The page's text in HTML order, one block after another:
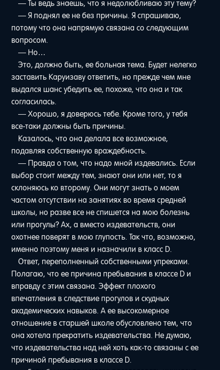
— Ты ведь знаешь, что я недолюбливаю эту тему?
— Я поднял ее не без причины. Я спрашиваю,
потому что она напрямую связана со следующим
вопросом.
— Но…
Это, должно быть, ее больная тема. Будет нелегко
заставить Каруизаву ответить, но прежде чем мне
выдался шанс убедить ее, похоже, что она и так
согласилась.
— Хорошо, я доверюсь тебе. Кроме того, у тебя
все-таки должны быть причины.
Казалось, что она делала все возможное,
подавляя собственную враждебность.
— Правда о том, что надо мной издевались. Если
выбор стоит между тем, знают они или нет, то я
склоняюсь ко второму. Они могут знать о моем
частом отсутствии на занятиях во время средней
школы, но разве все не спишется на мою болезнь
или прогулы? Ах, а вместо издевательств, они
охотнее поверят в мою глупость. Так что, возможно,
именно поэтому меня и назначили в класс D.
Ответ, переполненный собственными упреками.
Полагаю, что ее причина пребывания в классе D и
вправду с этим связана. Эффект плохого
впечатления в следствие прогулов и скудных
академических навыков. А ее высокомерное
отношение в старшей школе обусловлено тем, что
она хотела прекратить издевательства. Не думаю,
что издевательства над ней хоть как-то связаны с ее
причиной пребывания в классе D.